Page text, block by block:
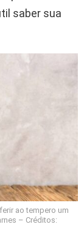
saber sua
ao tempero um
– Créditos: